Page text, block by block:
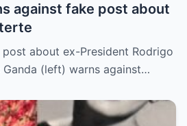
against fake post about
about ex-President Rodrigo
Ganda (left) warns against…